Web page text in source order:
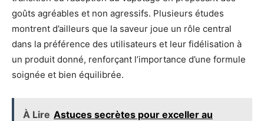
goûts agréables et non agressifs. Plusieurs études
montrent d’ailleurs que la saveur joue un rôle central
dans la préférence des utilisateurs et leur fidélisation à
un produit donné, renforçant l’importance d’une formule
soignée et bien équilibrée.
À Lire Astuces secrètes pour exceller au